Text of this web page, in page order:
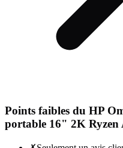
Points faibles du HP
portable 16" 2K Ryzen